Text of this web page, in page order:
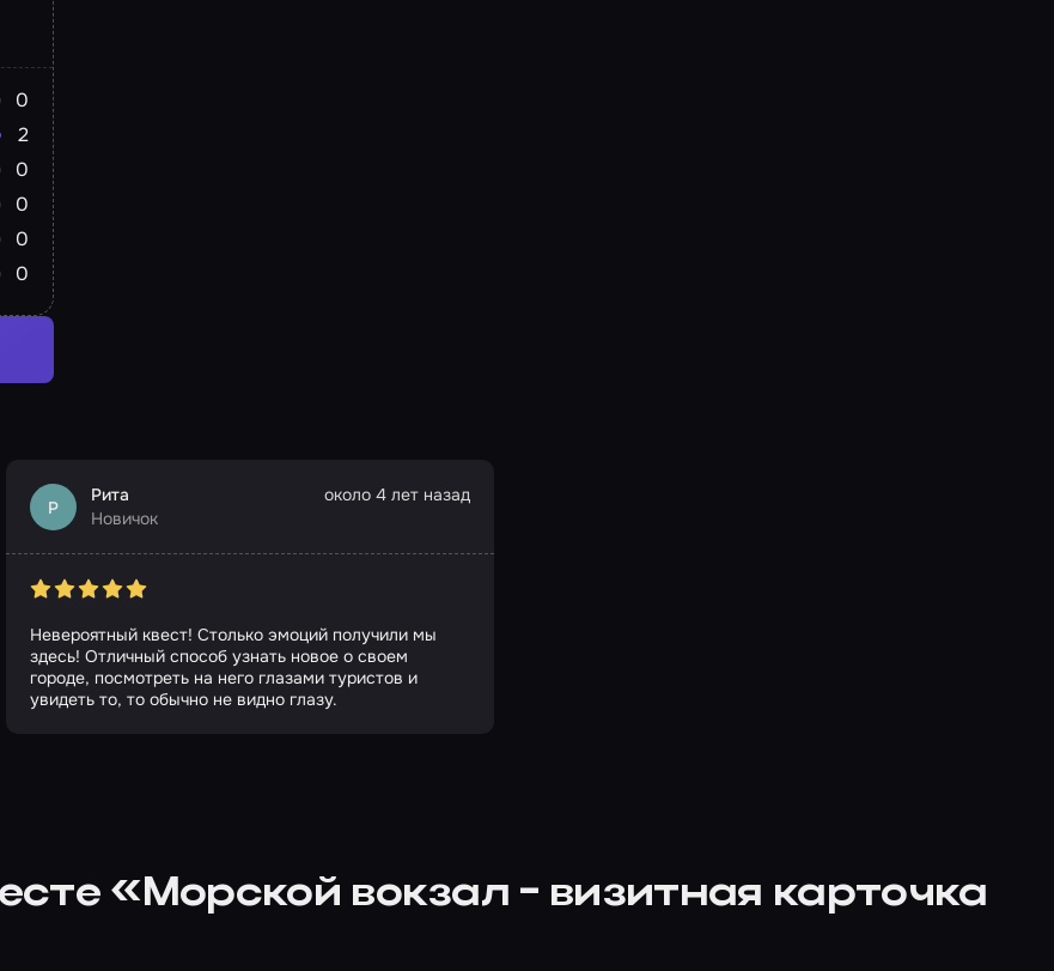
0
2
0
0
0
0
Р
Рита
Новичок
около 4 лет назад
Невероятный квест! Столько эмоций получили мы
здесь! Отличный способ узнать новое о своем
городе, посмотреть на него глазами туристов и
увидеть то, то обычно не видно глазу.
«Морской вокзал - визитная карточка